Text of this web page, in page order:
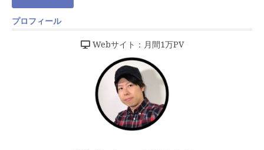
プロフィール
Webサイト：月間1万PV